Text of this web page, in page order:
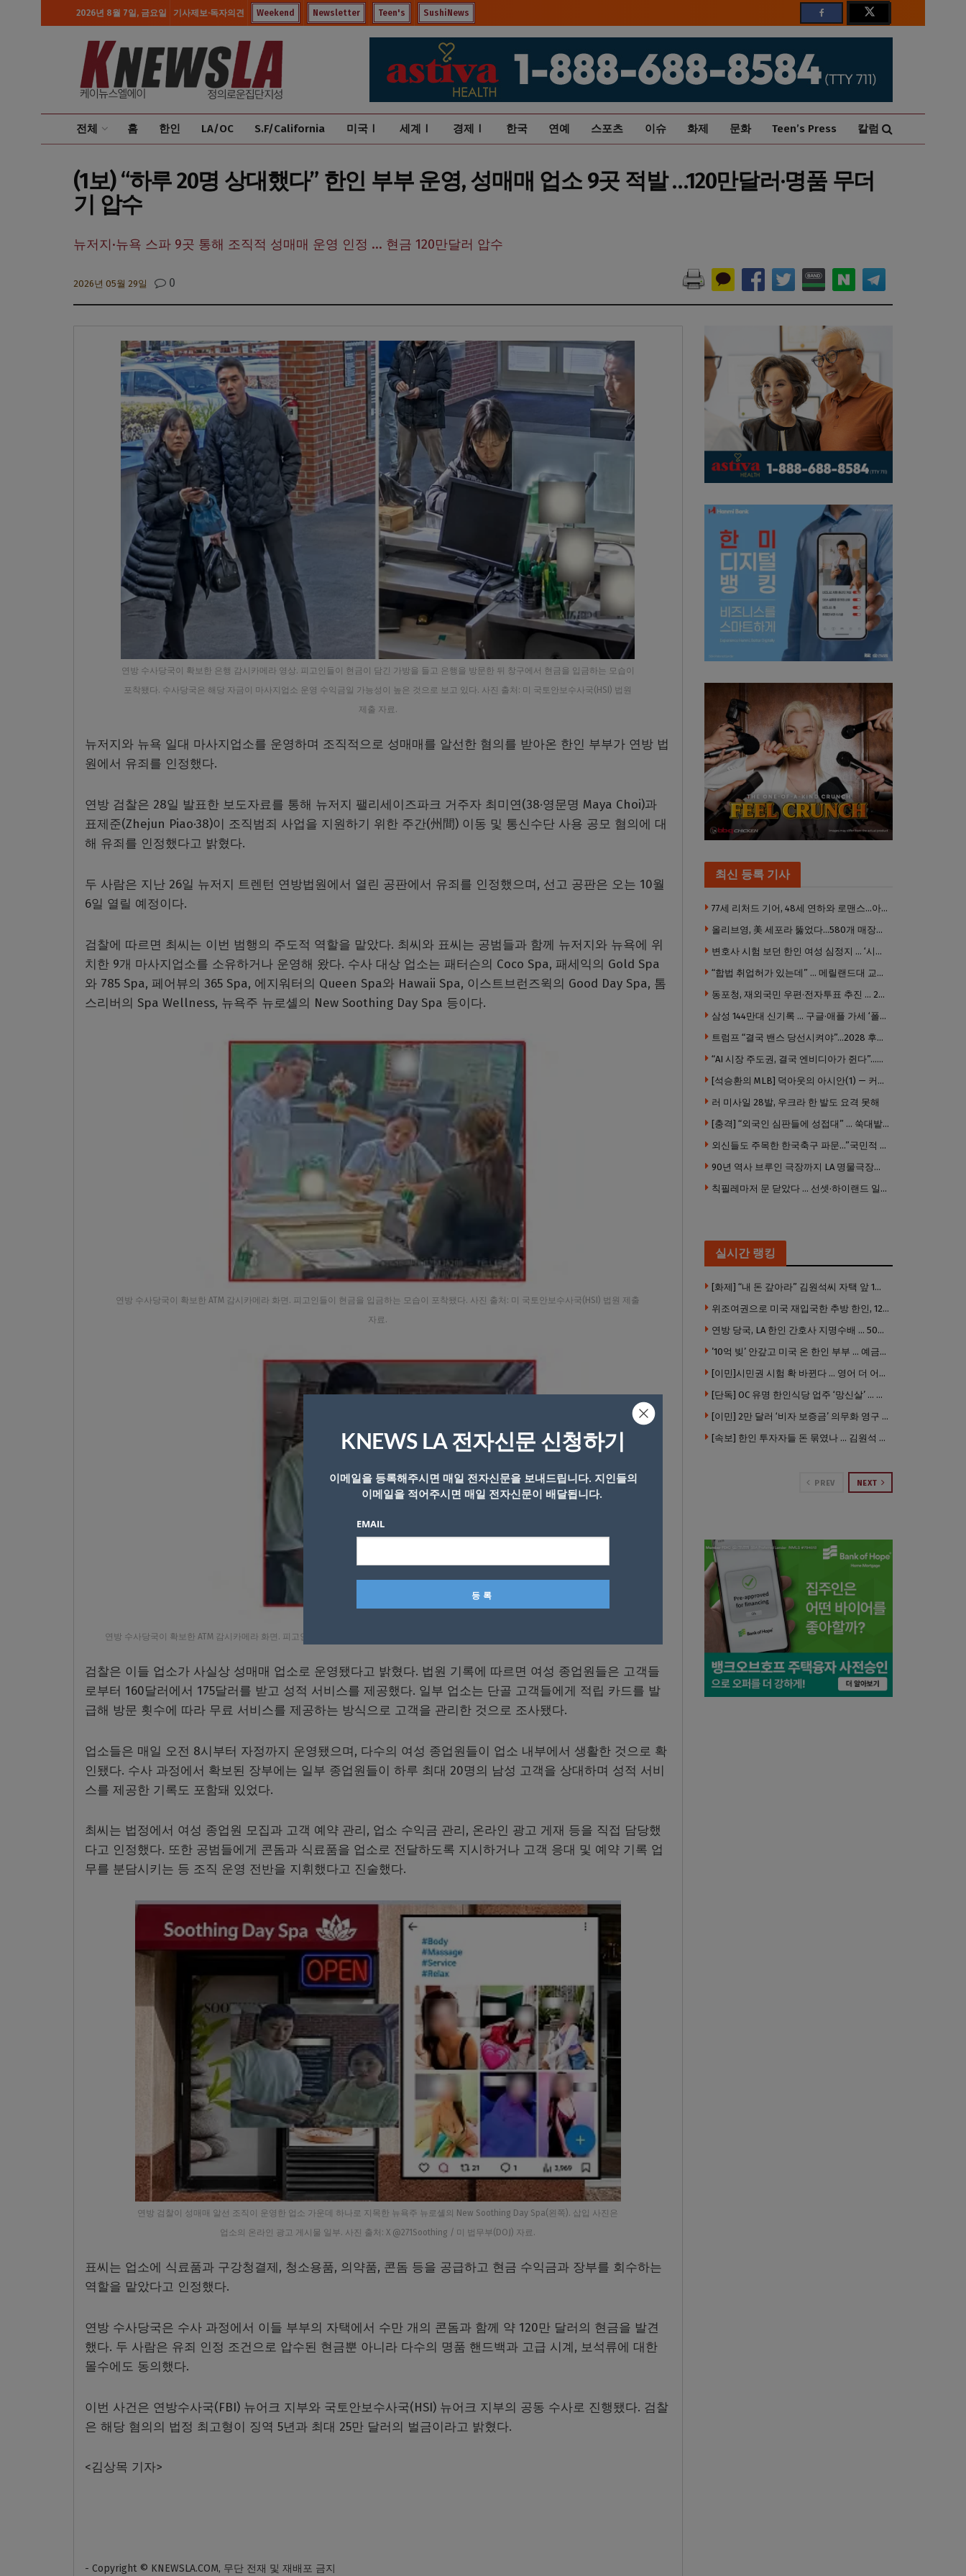
2026년 8월 7일, 금요일 기사제보·독자의견 Weekend Newsletter Teen's SushiNews
전체 홈 한인 LA/OC S.F/California 미국Ⅰ 세계Ⅰ 경제Ⅰ 한국 연예 스포츠 이슈 화제 문화 Teen’s Press 칼럼
(1보) “하루 20명 상대했다” 한인 부부 운영, 성매매 업소 9곳 적발 …120만달러·명품 무더
기 압수
뉴저지·뉴욕 스파 9곳 통해 조직적 성매매 운영 인정 ... 현금 120만달러 압수
2026년 05월 29일 0
연방 수사당국이 확보한 은행 감시카메라 영상. 피고인들이 현금이 담긴 가방을 들고 은행을 방문한 뒤 창구에서 현금을 입금하는 모습이
포착됐다. 수사당국은 해당 자금이 마사지업소 운영 수익금일 가능성이 높은 것으로 보고 있다. 사진 출처: 미 국토안보수사국(HSI) 법원
제출 자료.
뉴저지와 뉴욕 일대 마사지업소를 운영하며 조직적으로 성매매를 알선한 혐의를 받아온 한인 부부가 연방 법
원에서 유죄를 인정했다.
연방 검찰은 28일 발표한 보도자료를 통해 뉴저지 팰리세이즈파크 거주자 최미연(38·영문명 Maya Choi)과
표제준(Zhejun Piao·38)이 조직범죄 사업을 지원하기 위한 주간(州間) 이동 및 통신수단 사용 공모 혐의에 대
해 유죄를 인정했다고 밝혔다.
두 사람은 지난 26일 뉴저지 트렌턴 연방법원에서 열린 공판에서 유죄를 인정했으며, 선고 공판은 오는 10월
6일 열릴 예정이다.
검찰에 따르면 최씨는 이번 범행의 주도적 역할을 맡았다. 최씨와 표씨는 공범들과 함께 뉴저지와 뉴욕에 위
치한 9개 마사지업소를 소유하거나 운영해 왔다. 수사 대상 업소는 패터슨의 Coco Spa, 패세익의 Gold Spa
와 785 Spa, 페어뷰의 365 Spa, 에지워터의 Queen Spa와 Hawaii Spa, 이스트브런즈윅의 Good Day Spa, 톰
스리버의 Spa Wellness, 뉴욕주 뉴로셸의 New Soothing Day Spa 등이다.
연방 수사당국이 확보한 ATM 감시카메라 화면. 피고인들이 현금을 입금하는 모습이 포착됐다. 사진 출처: 미 국토안보수사국(HSI) 법원 제출
자료.
연방 수사당국이 확보한 ATM 감시카메라 화면. 피고인들이 현금을 입금하는 모습이 포착됐다. 사진 출처: 미 국토안보수사국(HSI) 법원 제출 자료.
검찰은 이들 업소가 사실상 성매매 업소로 운영됐다고 밝혔다. 법원 기록에 따르면 여성 종업원들은 고객들
로부터 160달러에서 175달러를 받고 성적 서비스를 제공했다. 일부 업소는 단골 고객들에게 적립 카드를 발
급해 방문 횟수에 따라 무료 서비스를 제공하는 방식으로 고객을 관리한 것으로 조사됐다.
업소들은 매일 오전 8시부터 자정까지 운영됐으며, 다수의 여성 종업원들이 업소 내부에서 생활한 것으로 확
인됐다. 수사 과정에서 확보된 장부에는 일부 종업원들이 하루 최대 20명의 남성 고객을 상대하며 성적 서비
스를 제공한 기록도 포함돼 있었다.
최씨는 법정에서 여성 종업원 모집과 고객 예약 관리, 업소 수익금 관리, 온라인 광고 게재 등을 직접 담당했
다고 인정했다. 또한 공범들에게 콘돔과 식료품을 업소로 전달하도록 지시하거나 고객 응대 및 예약 기록 업
무를 분담시키는 등 조직 운영 전반을 지휘했다고 진술했다.
연방 검찰이 성매매 알선 조직이 운영한 업소 가운데 하나로 지목한 뉴욕주 뉴로셸의 New Soothing Day Spa(왼쪽). 삽입 사진은
업소의 온라인 광고 게시물 일부. 사진 출처: X @271Soothing / 미 법무부(DOJ) 자료.
표씨는 업소에 식료품과 구강청결제, 청소용품, 의약품, 콘돔 등을 공급하고 현금 수익금과 장부를 회수하는
역할을 맡았다고 인정했다.
연방 수사당국은 수사 과정에서 이들 부부의 자택에서 수만 개의 콘돔과 함께 약 120만 달러의 현금을 발견
했다. 두 사람은 유죄 인정 조건으로 압수된 현금뿐 아니라 다수의 명품 핸드백과 고급 시계, 보석류에 대한
몰수에도 동의했다.
이번 사건은 연방수사국(FBI) 뉴어크 지부와 국토안보수사국(HSI) 뉴어크 지부의 공동 수사로 진행됐다. 검찰
은 해당 혐의의 법정 최고형이 징역 5년과 최대 25만 달러의 벌금이라고 밝혔다.
<김상목 기자>
- Copyright © KNEWSLA.COM, 무단 전재 및 재배포 금지
최신 등록 기사
77세 리처드 기어, 48세 연하와 로맨스…아들과 3살 차
올리브영, 美 세포라 뚫었다…580개 매장에 ‘K뷰티에딧’ 론칭
변호사 시험 보던 한인 여성 심정지 … ‘시험장측 대응 부적절’ 소송
“합법 취업허가 있는데” … 메릴랜드대 교수, 공항서 ICE에 체포, 구금 중
동포청, 재외국민 우편·전자투표 추진 … 2028년 도입 목표
삼성 144만대 신기록 … 구글·애플 가세 ‘폴더블 대전’ 열린다
트럼프 “결국 밴스 당선시켜야”…2028 후계 구도 힘 싣나
“AI 시장 주도권, 결국 엔비디아가 쥔다”…모건스탠리 장담
[석승환의 MLB] 덕아웃의 아시안(1) — 커트 스즈키가 우리에게 묻는 것
러 미사일 28발, 우크라 한 발도 요격 못해
[충격] “외국인 심판들에 성접대” … 쑥대밭된 축협 어디까지 추락하나
외신들도 주목한 한국축구 파문…”국민적 공분에 수사 재개”
90년 역사 브루인 극장까지 LA 명물극장들 잇단 귀환 … 할리웃 경기 살아났다
칙필레마저 문 닫았다 … 선셋·하이랜드 일대 ‘황량한 거리’로
실시간 랭킹
[화제] “내 돈 갚아라” 김원석씨 자택 앞 1인 광대 시위 … 한인 투자사, “108만 달러 못받아”
위조여권으로 미국 재입국한 추방 한인, 120만 달러 은행 사기 행각
연방 당국, LA 한인 간호사 지명수배 … 500만 달러 메디캐어 사기, 선고 직전 한국 도주
’10억 빚’ 안갚고 미국 온 한인 부부 … 예금보험공사, 미국서 소송
[이민]시민권 시험 확 바뀐다 … 영어 더 어렵게, 민간시험 도입 추진
[단독] OC 유명 한인식당 업주 ‘망신살’ … 육류대금 안 갚자 식당서 공개추심
[이민] 2만 달러 ‘비자 보증금’ 의무화 영구 시행 … 입국 문턱 더 높아진다.
[속보] 한인 투자자들 돈 묶였나 … 김원석 회사들 챕터7 강제파산·자진파산 잇따라 신청
PREV NEXT
KNEWS LA 전자신문 신청하기
이메일을 등록해주시면 매일 전자신문을 보내드립니다. 지인들의
이메일을 적어주시면 매일 전자신문이 배달됩니다.
EMAIL